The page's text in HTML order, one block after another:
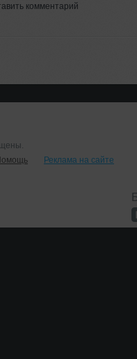
комментарий
Реклама на сайте